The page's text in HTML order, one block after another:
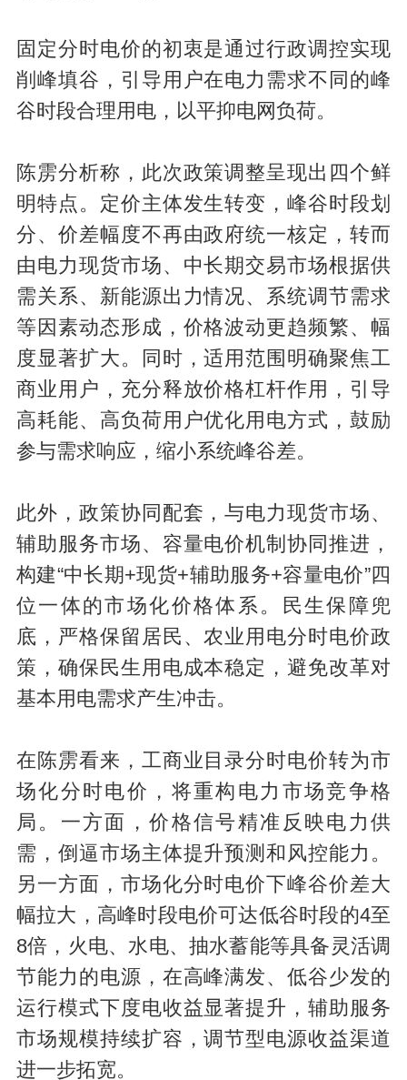
固定分时电价的初衷是通过行政调控实现
削峰填谷，引导用户在电力需求不同的峰
谷时段合理用电，以平抑电网负荷。
陈雳分析称，此次政策调整呈现出四个鲜
明特点。定价主体发生转变，峰谷时段划
分、价差幅度不再由政府统一核定，转而
由电力现货市场、中长期交易市场根据供
需关系、新能源出力情况、系统调节需求
等因素动态形成，价格波动更趋频繁、幅
度显著扩大。同时，适用范围明确聚焦工
商业用户，充分释放价格杠杆作用，引导
高耗能、高负荷用户优化用电方式，鼓励
参与需求响应，缩小系统峰谷差。
此外，政策协同配套，与电力现货市场、
辅助服务市场、容量电价机制协同推进，
构建“中长期+现货+辅助服务+容量电价”四
位一体的市场化价格体系。民生保障兜
底，严格保留居民、农业用电分时电价政
策，确保民生用电成本稳定，避免改革对
基本用电需求产生冲击。
在陈雳看来，工商业目录分时电价转为市
场化分时电价，将重构电力市场竞争格
局。一方面，价格信号精准反映电力供
需，倒逼市场主体提升预测和风控能力。
另一方面，市场化分时电价下峰谷价差大
幅拉大，高峰时段电价可达低谷时段的4至
8倍，火电、水电、抽水蓄能等具备灵活调
节能力的电源，在高峰满发、低谷少发的
运行模式下度电收益显著提升，辅助服务
市场规模持续扩容，调节型电源收益渠道
进一步拓宽。